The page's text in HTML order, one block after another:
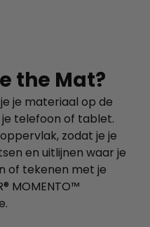
the Mat?
je materiaal op de
telefoon of tablet.
zodat je je
en uitlijnen waar je
of tekenen met je
MOMENTO™